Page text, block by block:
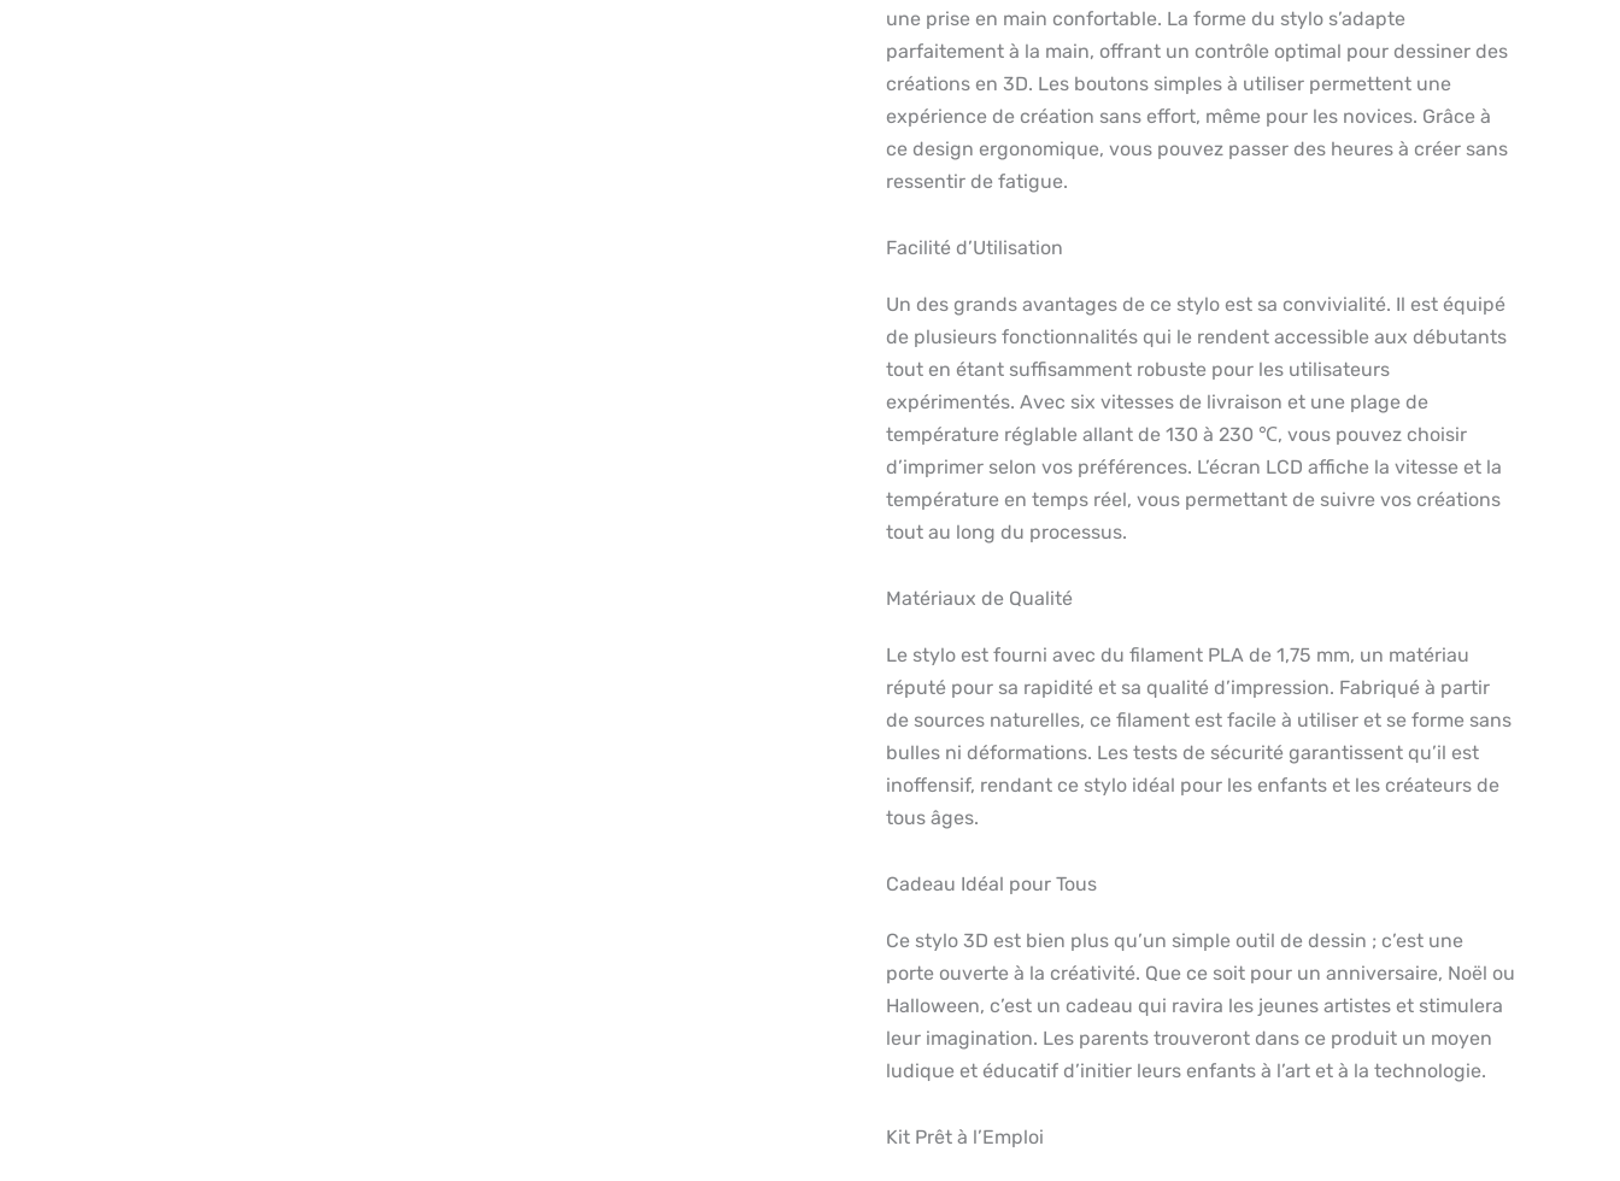
une prise en main confortable. La forme du stylo s’adapte
parfaitement à la main, offrant un contrôle optimal pour dessiner des
créations en 3D. Les boutons simples à utiliser permettent une
expérience de création sans effort, même pour les novices. Grâce à
ce design ergonomique, vous pouvez passer des heures à créer sans
ressentir de fatigue.
Facilité d’Utilisation
Un des grands avantages de ce stylo est sa convivialité. Il est équipé
de plusieurs fonctionnalités qui le rendent accessible aux débutants
tout en étant suffisamment robuste pour les utilisateurs
expérimentés. Avec six vitesses de livraison et une plage de
température réglable allant de 130 à 230 ℃, vous pouvez choisir
d’imprimer selon vos préférences. L’écran LCD affiche la vitesse et la
température en temps réel, vous permettant de suivre vos créations
tout au long du processus.
Matériaux de Qualité
Le stylo est fourni avec du filament PLA de 1,75 mm, un matériau
réputé pour sa rapidité et sa qualité d’impression. Fabriqué à partir
de sources naturelles, ce filament est facile à utiliser et se forme sans
bulles ni déformations. Les tests de sécurité garantissent qu’il est
inoffensif, rendant ce stylo idéal pour les enfants et les créateurs de
tous âges.
Cadeau Idéal pour Tous
Ce stylo 3D est bien plus qu’un simple outil de dessin ; c’est une
porte ouverte à la créativité. Que ce soit pour un anniversaire, Noël ou
Halloween, c’est un cadeau qui ravira les jeunes artistes et stimulera
leur imagination. Les parents trouveront dans ce produit un moyen
ludique et éducatif d’initier leurs enfants à l’art et à la technologie.
Kit Prêt à l’Emploi